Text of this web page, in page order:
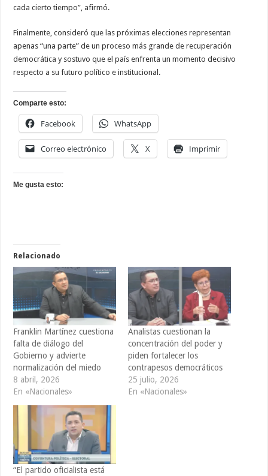
cada cierto tiempo”, afirmó.
Finalmente, consideró que las próximas elecciones representan
apenas “una parte” de un proceso más grande de recuperación
democrática y sostuvo que el país enfrenta un momento decisivo
respecto a su futuro político e institucional.
Comparte esto:
Facebook WhatsApp
Correo electrónico X Imprimir
Me gusta esto:
Relacionado
Franklin Martínez cuestiona
falta de diálogo del
Gobierno y advierte
normalización del miedo
8 abril, 2026
En «Nacionales»
Analistas cuestionan la
concentración del poder y
piden fortalecer los
contrapesos democráticos
25 julio, 2026
En «Nacionales»
“El partido oficialista está